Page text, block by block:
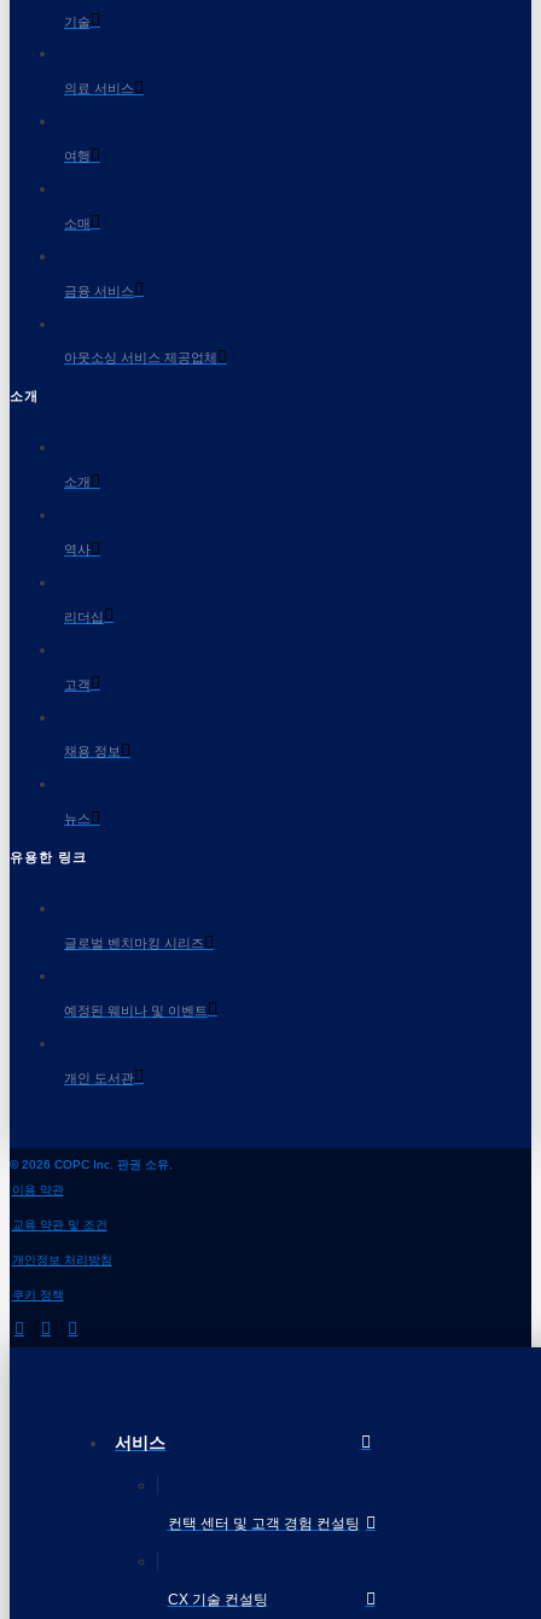
기술
의료 서비스
여행
소매
금융 서비스
아웃소싱 서비스 제공업체
소개
소개
역사
리더십
고객
채용 정보
뉴스
유용한 링크
글로벌 벤치마킹 시리즈
예정된 웨비나 및 이벤트
개인 도서관
© 2026 COPC Inc. 판권 소유.
이용 약관
교육 약관 및 조건
개인정보 처리방침
쿠키 정책
서비스
컨택 센터 및 고객 경험 컨설팅
CX 기술 컨설팅